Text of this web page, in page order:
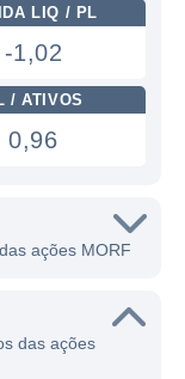
LIQ / PL
-1,02
/ ATIVOS
0,96
ações MORF
das ações